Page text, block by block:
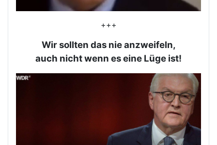
+++
Wir sollten das nie anzweifeln,
auch nicht wenn es eine Lüge ist!